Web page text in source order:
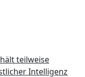
teilweise
Intelligenz